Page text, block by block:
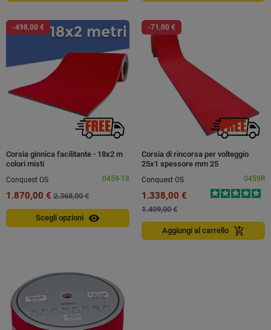
-498,00 €
Corsia ginnica facilitante - 18x2 m
colori misti
Conquest OS
0459-18
1.870,00 € 2.368,00 €
Scegli opzioni visibility
-71,00 €
Corsia di rincorsa per volteggio
25x1 spessore mm 25
Conquest OS
0459R
1.338,00 €
1.409,00 €
Aggiungi al carrello add_shopping_cart